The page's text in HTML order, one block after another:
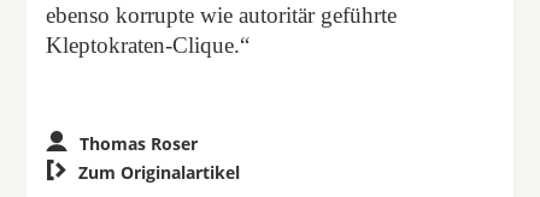
ebenso korrupte wie autoritär geführte
Kleptokraten-Clique.“
Thomas Roser
 Zum Originalartikel